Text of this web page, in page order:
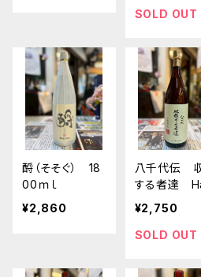
SOLD OUT
酹（そそぐ） 18
00ｍｌ
¥2,860
八千代伝
する者達
ester 白麹
25 1800ｍ
¥2,750
SOLD OUT